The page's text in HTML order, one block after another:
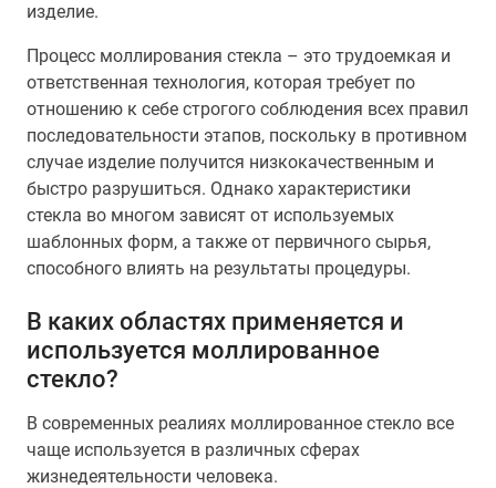
изделие.
Процесс моллирования стекла – это трудоемкая и
ответственная технология, которая требует по
отношению к себе строгого соблюдения всех правил
последовательности этапов, поскольку в противном
случае изделие получится низкокачественным и
быстро разрушиться. Однако характеристики
стекла во многом зависят от используемых
шаблонных форм, а также от первичного сырья,
способного влиять на результаты процедуры.
В каких областях применяется и
используется моллированное
стекло?
В современных реалиях моллированное стекло все
чаще используется в различных сферах
жизнедеятельности человека.